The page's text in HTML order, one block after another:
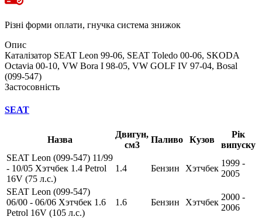
Різні форми оплати, гнучка система знижок
Опис
Каталізатор SEAT Leon 99-06, SEAT Toledo 00-06, SKODA
Octavia 00-10, VW Bora I 98-05, VW GOLF IV 97-04, Bosal
(099-547)
Застосовність
SEAT
Назва
Двигун,
см3
Паливо Кузов
Рік
випуску
SEAT Leon (099-547) 11/99
- 10/05 Хэтчбек 1.4 Petrol
16V (75 л.с.)
1.4 Бензин Хэтчбек
1999 -
2005
SEAT Leon (099-547)
06/00 - 06/06 Хэтчбек 1.6
Petrol 16V (105 л.с.)
1.6 Бензин Хэтчбек
2000 -
2006